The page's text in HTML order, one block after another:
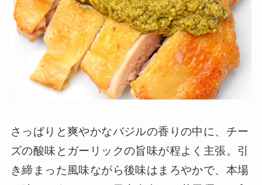
さっぱりと爽やかなバジルの香りの中に、チー
ズの酸味とガーリックの旨味が程よく主張。引
き締まった風味ながら後味はまろやかで、本場